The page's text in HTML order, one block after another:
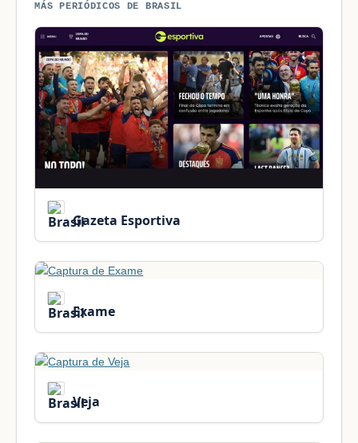
MÁS PERIÓDICOS DE BRASIL
Gazeta Esportiva
Exame
Veja